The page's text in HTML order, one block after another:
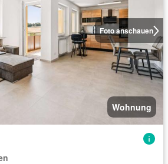
Foto anschauen
Wohnung